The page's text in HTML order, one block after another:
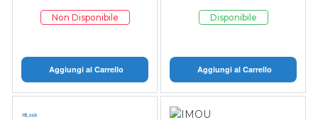
Non Disponibile
Aggiungi al Carrello
Disponibile
Aggiungi al Carrello